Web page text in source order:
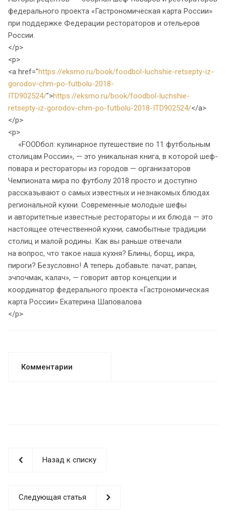
федерального проекта «Гастрономическая карта России»
при поддержке Федерации рестораторов и отельеров
России.
</p>
<p>
<a href="https://eksmo.ru/book/foodbol-luchshie-retsepty-iz-
gorodov-chm-po-futbolu-2018-
ITD902524/">https://eksmo.ru/book/foodbol-luchshie-
retsepty-iz-gorodov-chm-po-futbolu-2018-ITD902524/</a>
</p>
<p>
«FOODбол: кулинарное путешествие по 11 футбольным
столицам России», — это уникальная книга, в которой шеф-
повара и рестораторы из городов — организаторов
Чемпионата мира по футболу 2018 просто и доступно
рассказывают о самых известных и незнакомых блюдах
региональной кухни. Современные молодые шефы
и авторитетные известные рестораторы и их блюда — это
настоящее отечественной кухни, самобытные традиции
столиц и малой родины. Как вы раньше отвечали
на вопрос, что такое наша кухня? Блины, борщ, икра,
пироги? Безусловно! А теперь добавьте: пачат, рапан,
эчпочмак, калач», — говорит автор концепции и
координатор федерального проекта «Гастрономическая
карта России» Екатерина Шаповалова
</p>
Комментарии
Назад к списку
Следующая статья